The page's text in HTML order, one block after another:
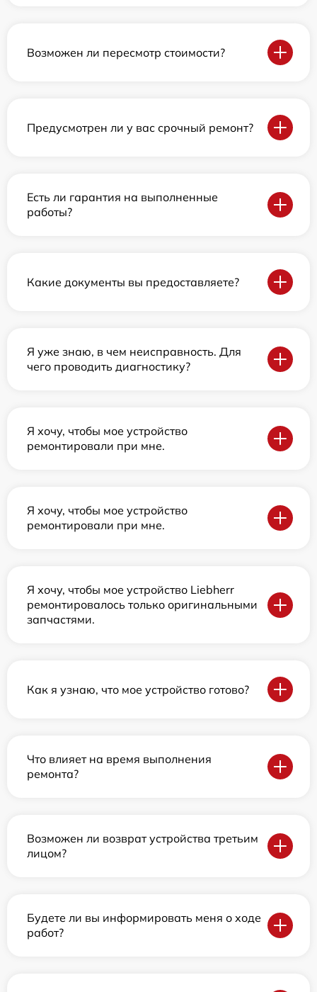
Возможен ли пересмотр стоимости?
Предусмотрен ли у вас срочный ремонт?
Есть ли гарантия на выполненные
работы?
Какие документы вы предоставляете?
Я уже знаю, в чем неисправность. Для
чего проводить диагностику?
Я хочу, чтобы мое устройство
ремонтировали при мне.
Я хочу, чтобы мое устройство
ремонтировали при мне.
Я хочу, чтобы мое устройство Liebherr
ремонтировалось только оригинальными
запчастями.
Как я узнаю, что мое устройство готово?
Что влияет на время выполнения
ремонта?
Возможен ли возврат устройства третьим
лицом?
Будете ли вы информировать меня о ходе
работ?